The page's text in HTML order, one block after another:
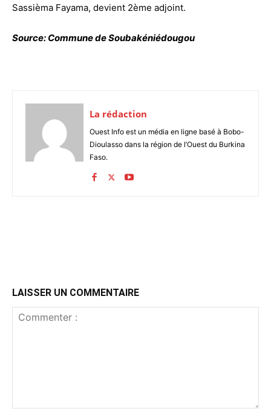
Sassièma Fayama, devient 2ème adjoint.
Source: Commune de Soubakéniédougou
La rédaction
Ouest Info est un média en ligne basé à Bobo-
Dioulasso dans la région de l’Ouest du Burkina
Faso.
LAISSER UN COMMENTAIRE